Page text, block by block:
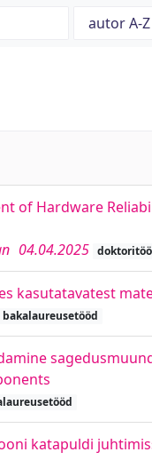
of Hardware
04.04.2025
kasutatavatest
bakalaureusetööd
katapuldi